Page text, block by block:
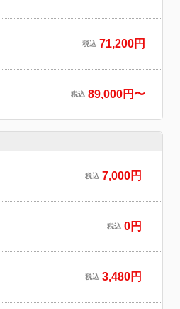
税込 71,200円
税込 89,000円〜
税込 7,000円
税込 0円
税込 3,480円